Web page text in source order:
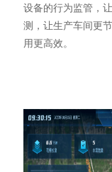
设备的行为监管，
测，让生产车间更
用更高效。